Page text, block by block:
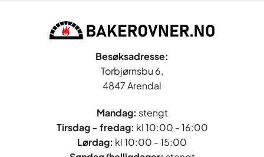
Besøksadresse:
Torbjørnsbu 6,
4847 Arendal
Mandag: stengt
Tirsdag - fredag: kl 10:00 - 16:00
Lørdag: kl 10:00 - 15:00